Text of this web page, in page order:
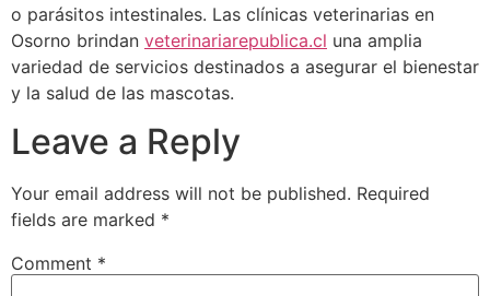
o parásitos intestinales. Las clínicas veterinarias en
Osorno brindan veterinariarepublica.cl una amplia
variedad de servicios destinados a asegurar el bienestar
y la salud de las mascotas.
Leave a Reply
Your email address will not be published. Required
fields are marked *
Comment *